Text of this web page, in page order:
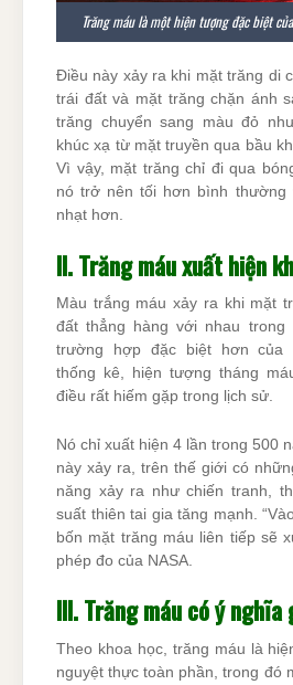
Trăng máu là một hiện tượng đặc biệt
Điều này xảy ra khi mặt trăng di
trái đất và mặt trăng chặn ánh
trăng chuyển sang màu đỏ
khúc xạ từ mặt truyền qua bầu
Vì vậy, mặt trăng chỉ đi qua
nó trở nên tối hơn bình thường
nhạt hơn.
II. Trăng máu xuất hiện
Màu trắng máu xảy ra khi mặt
đất thẳng hàng với nhau trong
trường hợp đặc biệt hơn của
thống kê, hiện tượng tháng
điều rất hiếm gặp trong lịch sử.
Nó chỉ xuất hiện 4 lần trong 500
này xảy ra, trên thế giới có
năng xảy ra như chiến tranh,
suất thiên tai gia tăng mạnh.
bốn mặt trăng máu liên tiếp sẽ
phép đo của NASA.
III. Trăng máu có ý nghĩa
Theo khoa học, trăng máu là
nguyệt thực toàn phần, trong đó